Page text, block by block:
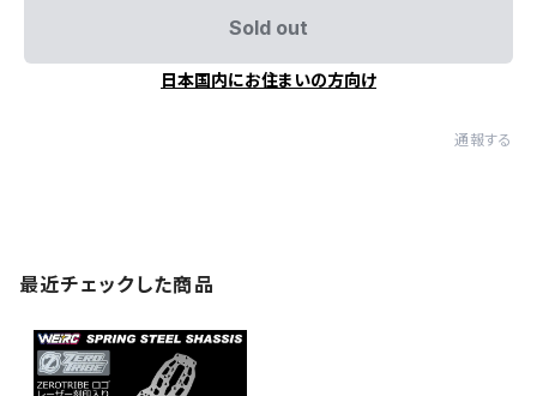
Sold out
日本国内にお住まいの方向け
通報する
最近チェックした商品